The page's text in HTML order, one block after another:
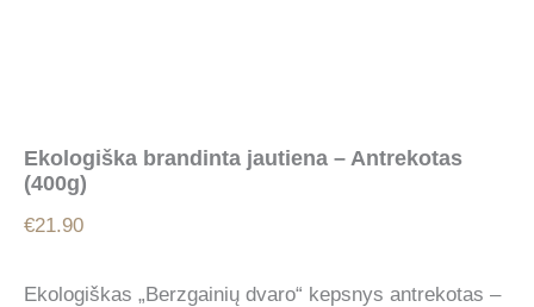
Ekologiška brandinta jautiena – Antrekotas
(400g)
€21.90
Ekologiškas „Berzgainių dvaro“ kepsnys antrekotas –